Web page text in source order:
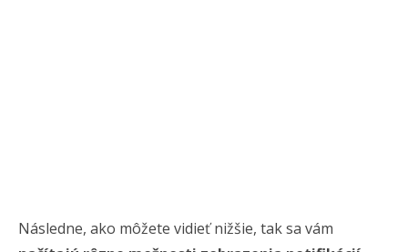
Následne, ako môžete vidieť nižšie, tak sa vám